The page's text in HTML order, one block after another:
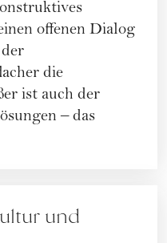
offenen Dialog
die
ist auch der
– das
und